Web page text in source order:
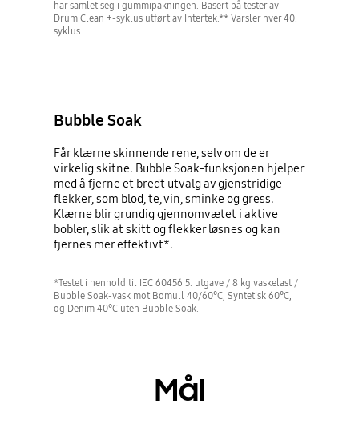
har samlet seg i gummipakningen. Basert på tester av
Drum Clean +-syklus utført av Intertek.** Varsler hver 40.
syklus.
Bubble Soak
Får klærne skinnende rene, selv om de er
virkelig skitne. Bubble Soak-funksjonen hjelper
med å fjerne et bredt utvalg av gjenstridige
flekker, som blod, te, vin, sminke og gress.
Klærne blir grundig gjennomvætet i aktive
bobler, slik at skitt og flekker løsnes og kan
fjernes mer effektivt*.
*Testet i henhold til IEC 60456 5. utgave / 8 kg vaskelast /
Bubble Soak-vask mot Bomull 40/60°C, Syntetisk 60°C,
og Denim 40°C uten Bubble Soak.
Mål